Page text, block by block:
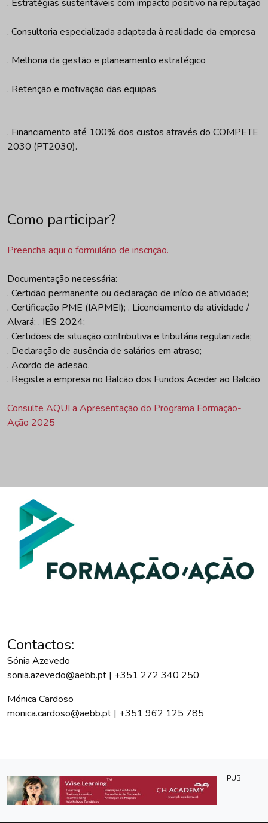
. Estratégias sustentáveis com impacto positivo na reputação
. Consultoria especializada adaptada à realidade da empresa
. Melhoria da gestão e planeamento estratégico
. Retenção e motivação das equipas
. Financiamento até 100% dos custos através do COMPETE
2030 (PT2030).
Como participar?
Preencha aqui o formulário de inscrição.
Documentação necessária:
. Certidão permanente ou declaração de início de atividade;
. Certificação PME (IAPMEI); . Licenciamento da atividade /
Alvará; . IES 2024;
. Certidões de situação contributiva e tributária regularizada;
. Declaração de ausência de salários em atraso;
. Acordo de adesão.
. Registe a empresa no Balcão dos Fundos Aceder ao Balcão
Consulte AQUI a Apresentação do Programa Formação-
Ação 2025
Contactos:
Sónia Azevedo
sonia.azevedo@aebb.pt | +351 272 340 250
Mónica Cardoso
monica.cardoso@aebb.pt | +351 962 125 785
PUB